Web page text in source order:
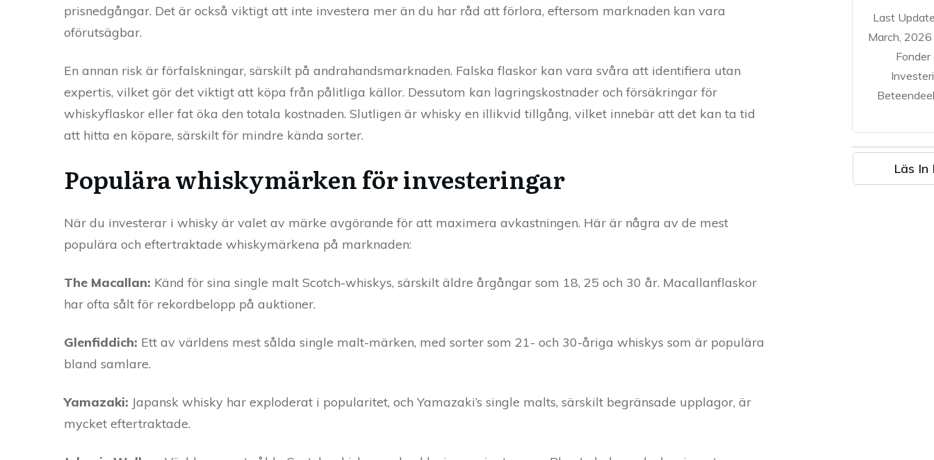
prisnedgångar. Det är också viktigt att inte investera mer än du har råd att förlora, eftersom marknaden kan vara
oförutsägbar.
En annan risk är förfalskningar, särskilt på andrahandsmarknaden. Falska flaskor kan vara svåra att identifiera utan
expertis, vilket gör det viktigt att köpa från pålitliga källor. Dessutom kan lagringskostnader och försäkringar för
whiskyflaskor eller fat öka den totala kostnaden. Slutligen är whisky en illikvid tillgång, vilket innebär att det kan ta tid
att hitta en köpare, särskilt för mindre kända sorter.
Populära whiskymärken för investeringar
När du investerar i whisky är valet av märke avgörande för att maximera avkastningen. Här är några av de mest
populära och eftertraktade whiskymärkena på marknaden:
The Macallan: Känd för sina single malt Scotch-whiskys, särskilt äldre årgångar som 18, 25 och 30 år. Macallanflaskor
har ofta sålt för rekordbelopp på auktioner.
Glenfiddich: Ett av världens mest sålda single malt-märken, med sorter som 21- och 30-åriga whiskys som är populära
bland samlare.
Yamazaki: Japansk whisky har exploderat i popularitet, och Yamazaki’s single malts, särskilt begränsade upplagor, är
mycket eftertraktade.
Last
March,
Fonder
Läs In